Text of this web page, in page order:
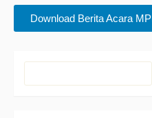
Download Berita Acara